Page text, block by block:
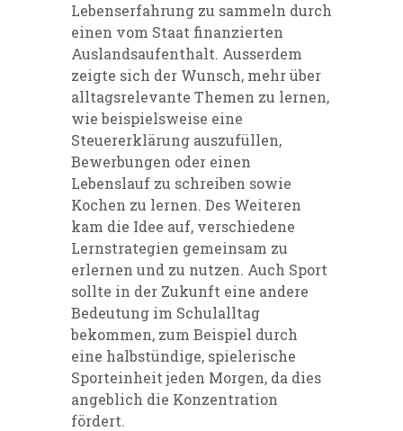
Lebenserfahrung zu sammeln durch
einen vom Staat finanzierten
Auslandsaufenthalt. Ausserdem
zeigte sich der Wunsch, mehr über
alltagsrelevante Themen zu lernen,
wie beispielsweise eine
Steuererklärung auszufüllen,
Bewerbungen oder einen
Lebenslauf zu schreiben sowie
Kochen zu lernen. Des Weiteren
kam die Idee auf, verschiedene
Lernstrategien gemeinsam zu
erlernen und zu nutzen. Auch Sport
sollte in der Zukunft eine andere
Bedeutung im Schulalltag
bekommen, zum Beispiel durch
eine halbstündige, spielerische
Sporteinheit jeden Morgen, da dies
angeblich die Konzentration
fördert.